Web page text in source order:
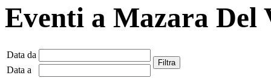
Eventi a Mazara Del
Data da
Data a